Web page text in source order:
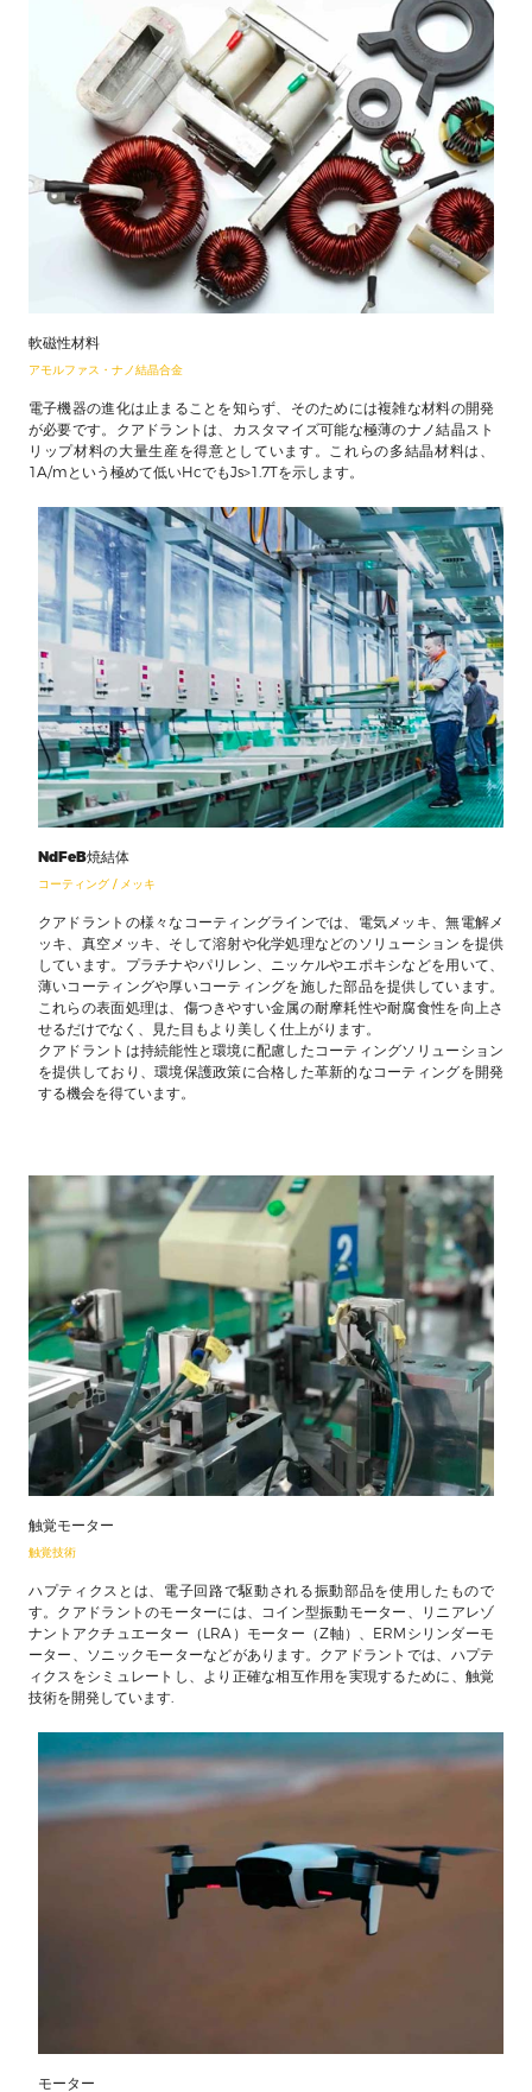
軟磁性材料
アモルファス・ナノ結晶合金
電子機器の進化は止まることを知らず、そのためには複雑な材料の開発
が必要です。クアドラントは、カスタマイズ可能な極薄のナノ結晶スト
リップ材料の大量生産を得意としています。これらの多結晶材料は、
1A/mという極めて低いHcでもJs>1.7Tを示します。
NdFeB焼結体
コーティング / メッキ
クアドラントの様々なコーティングラインでは、電気メッキ、無電解メ
ッキ、真空メッキ、そして溶射や化学処理などのソリューションを提供
しています。プラチナやパリレン、ニッケルやエポキシなどを用いて、
薄いコーティングや厚いコーティングを施した部品を提供しています。
これらの表面処理は、傷つきやすい金属の耐摩耗性や耐腐食性を向上さ
せるだけでなく、見た目もより美しく仕上がります。
クアドラントは持続能性と環境に配慮したコーティングソリューション
を提供しており、環境保護政策に合格した革新的なコーティングを開発
する機会を得ています。
触覚モーター
触覚技術
ハプティクスとは、電子回路で駆動される振動部品を使用したもので
す。クアドラントのモーターには、コイン型振動モーター、リニアレゾ
ナントアクチュエーター（LRA）モーター（Z軸）、ERMシリンダーモ
ーター、ソニックモーターなどがあります。クアドラントでは、ハプテ
ィクスをシミュレートし、より正確な相互作用を実現するために、触覚
技術を開発しています.
モーター